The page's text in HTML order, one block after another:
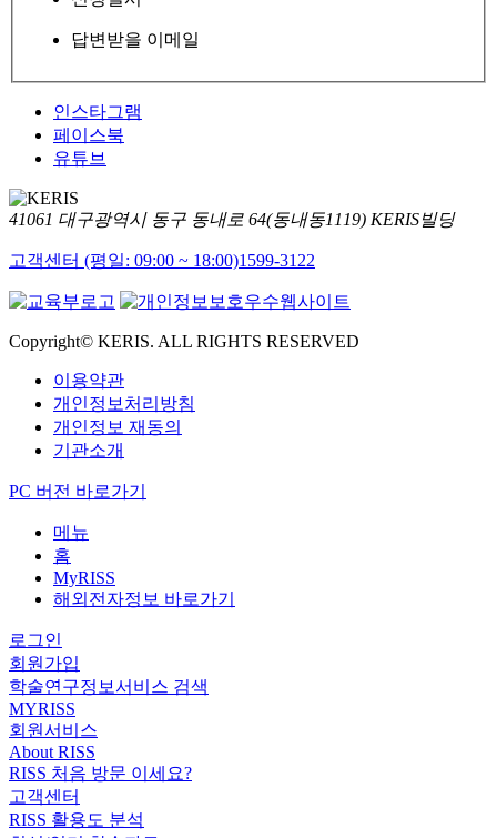
답변받을 이메일
인스타그램
페이스북
유튜브
41061 대구광역시 동구 동내로 64(동내동1119) KERIS빌딩
고객센터 (평일: 09:00 ~ 18:00)1599-3122
Copyright© KERIS. ALL RIGHTS RESERVED
이용약관
개인정보처리방침
개인정보 재동의
기관소개
PC 버전 바로가기
메뉴
홈
MyRISS
해외전자정보 바로가기
로그인
회원가입
학술연구정보서비스 검색
MYRISS
회원서비스
About RISS
RISS 처음 방문 이세요?
고객센터
RISS 활용도 분석